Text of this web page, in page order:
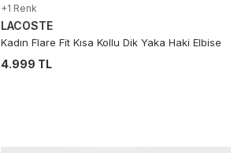
+1 Renk
LACOSTE
Kadın Flare Fit Kısa Kollu Dik Yaka Haki Elbise
4.999 TL